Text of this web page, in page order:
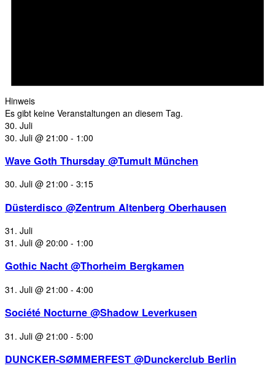
Hinweis
Es gibt keine Veranstaltungen an diesem Tag.
30. Juli
30. Juli @ 21:00 - 1:00
Wave Goth Thursday @Tumult München
30. Juli @ 21:00 - 3:15
Düsterdisco @Zentrum Altenberg Oberhausen
31. Juli
31. Juli @ 20:00 - 1:00
Gothic Nacht @Thorheim Bergkamen
31. Juli @ 21:00 - 4:00
Société Nocturne @Shadow Leverkusen
31. Juli @ 21:00 - 5:00
DUNCKER-SØMMERFEST @Dunckerclub Berlin